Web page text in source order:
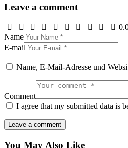
Leave a comment
Name
E-mail
Name, E-Mail-Adresse und
Comment
I agree that my submitted data is
You May Also Like